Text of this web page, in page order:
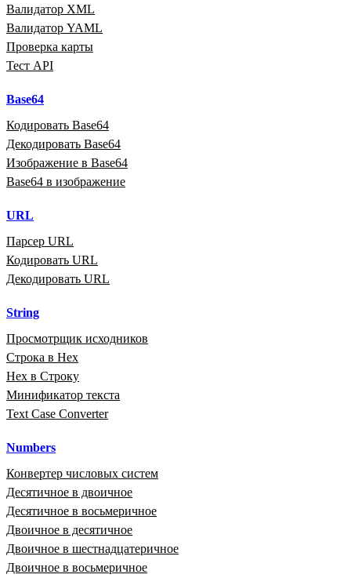
Валидатор XML
Валидатор YAML
Проверка карты
Тест API
Base64
Кодировать Base64
Декодировать Base64
Изображение в Base64
Base64 в изображение
URL
Парсер URL
Кодировать URL
Декодировать URL
String
Просмотрщик исходников
Строка в Hex
Hex в Строку
Минификатор текста
Text Case Converter
Numbers
Конвертер числовых систем
Десятичное в двоичное
Десятичное в восьмеричное
Двоичное в десятичное
Двоичное в шестнадцатеричное
Двоичное в восьмеричное